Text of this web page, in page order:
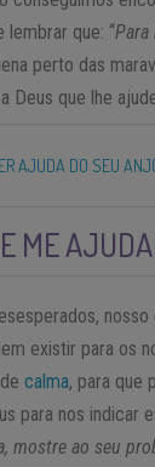
lembrar que: “Para
perto das
Deus que lhe
AJUDA DO SEU
ME
existir para os
decalma, para que
para nos indicar
mostre ao seu